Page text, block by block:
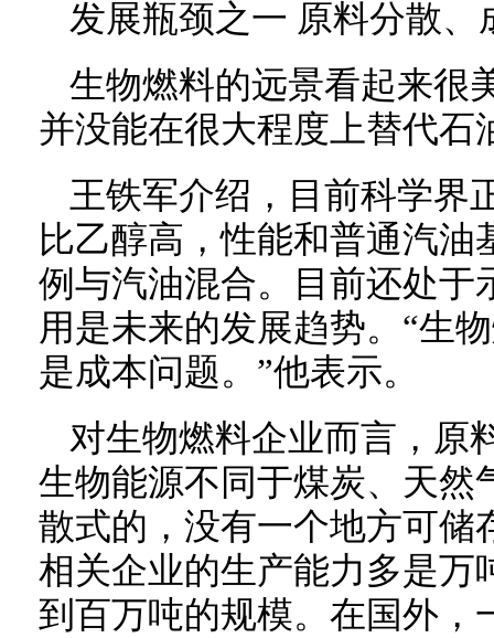
发展瓶颈之一 原料分散、
生物燃料的远景看起来很
并没能在很大程度上替代石
王铁军介绍，目前科学界
比乙醇高，性能和普通汽
例与汽油混合。目前还处于
用是未来的发展趋势。“生
是成本问题。”他表示。
对生物燃料企业而言，原
生物能源不同于煤炭、天然
散式的，没有一个地方可储
相关企业的生产能力多是万
到百万吨的规模。在国外，